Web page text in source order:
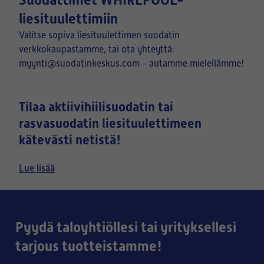
liesituulettimiin
Valitse sopiva liesituulettimen suodatin
verkkokaupastamme, tai ota yhteyttä:
myynti@suodatinkeskus.com - autamme mielellämme!
Tilaa aktiivihiilisuodatin tai
rasvasuodatin liesituulettimeen
kätevästi netistä!
pestävä. Etenkin liesituulettimen metallinen
liesituuletin ja sen suodatin on hygienia- ja
paloturvallisuusriski.
Suodatinkeskus Oy:n
valikoimasta löydät niin AEG, Bosch/Siemens, Elica,
Lue lisää
Pyydä taloyhtiöllesi tai yrityksellesi
tarjous tuotteistamme!